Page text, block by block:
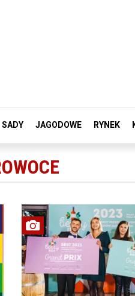
SADY JAGODOWE RYNEK